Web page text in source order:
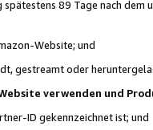
89 Tage nach dem
Website; und
gestreamt oder
verwenden und
ID gekennzeichnet ist; und